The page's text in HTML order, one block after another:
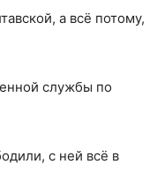
а всё потому,
службы по
с ней всё в